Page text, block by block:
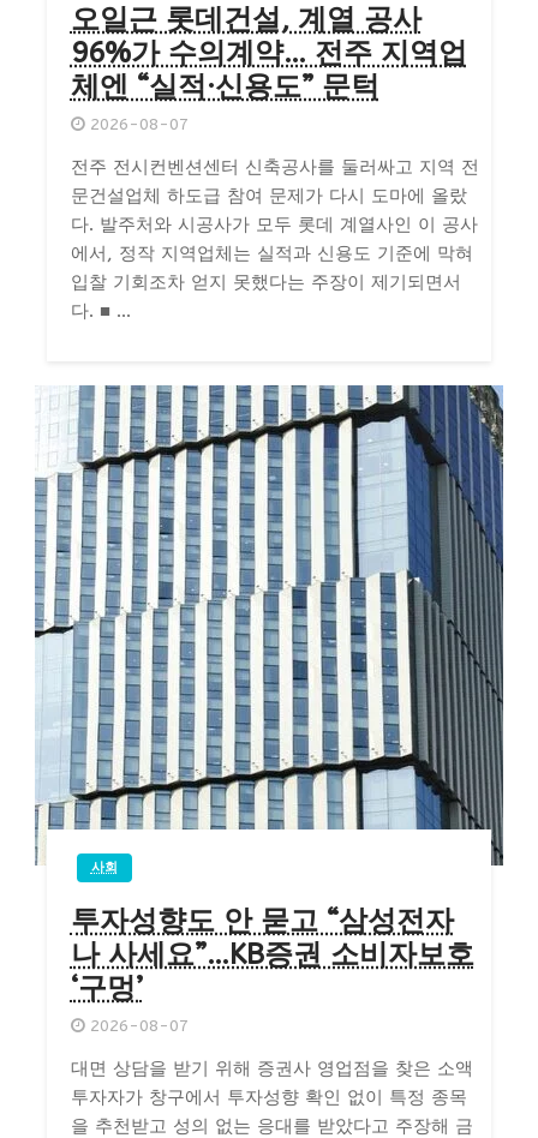
오일근 롯데건설, 계열 공사
96%가 수의계약… 전주 지역업
체엔 “실적·신용도” 문턱
2026-08-07
전주 전시컨벤션센터 신축공사를 둘러싸고 지역 전
문건설업체 하도급 참여 문제가 다시 도마에 올랐
다. 발주처와 시공사가 모두 롯데 계열사인 이 공사
에서, 정작 지역업체는 실적과 신용도 기준에 막혀
입찰 기회조차 얻지 못했다는 주장이 제기되면서
다. ■ ...
사회
투자성향도 안 묻고 “삼성전자
나 사세요”…KB증권 소비자보호
‘구멍’
2026-08-07
대면 상담을 받기 위해 증권사 영업점을 찾은 소액
투자자가 창구에서 투자성향 확인 없이 특정 종목
을 추천받고 성의 없는 응대를 받았다고 주장해 금